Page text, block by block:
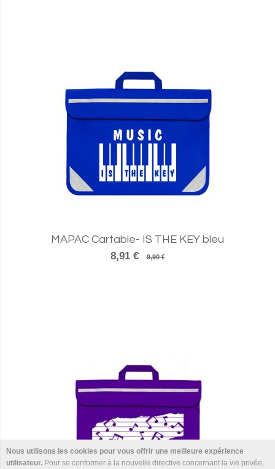
Nous utilisons les cookies pour vous offrir une meilleure expérience
utilisateur. Pour se conformer à la nouvelle directive concernant la vie privée,
MAPAC Cartable- IS THE KEY bleu
8,91 €
9,90 €